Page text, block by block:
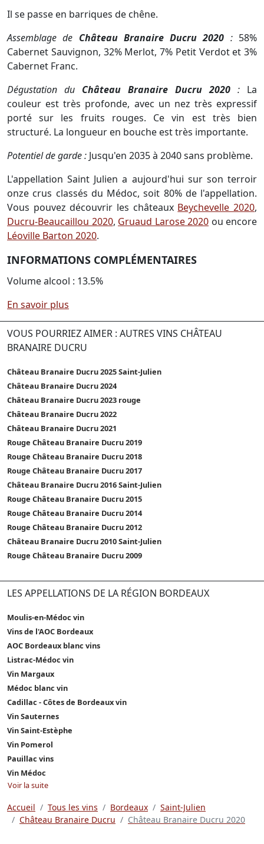
Il se passe en barriques de chêne.
Assemblage de Château Branaire Ducru 2020 : 58%
Cabernet Sauvignon, 32% Merlot, 7% Petit Verdot et 3%
Cabernet Franc.
Dégustation du Château Branaire Ducru 2020 : La
couleur est très profonde, avec un nez très expressif
porté sur les fruits rouges. Ce vin est très bien
structuré. La longueur en bouche est très importante.
Potentiel de garde : Jusqu'en 2035 à 2040 sans problème.
L'appellation Saint Julien a aujourd'hui sur son terroir
onze crus classés du Médoc, soit 80% de l'appellation.
Vous pouvez découvrir les châteaux Beychevelle 2020,
Ducru-Beaucaillou 2020, Gruaud Larose 2020 ou encore
Léoville Barton 2020.
INFORMATIONS COMPLÉMENTAIRES
Volume alcool : 13.5%
En savoir plus
VOUS POURRIEZ AIMER : AUTRES VINS CHÂTEAU
BRANAIRE DUCRU
Château Branaire Ducru 2025 Saint-Julien
Château Branaire Ducru 2024
Château Branaire Ducru 2023 rouge
Château Branaire Ducru 2022
Château Branaire Ducru 2021
Rouge Château Branaire Ducru 2019
Rouge Château Branaire Ducru 2018
Rouge Château Branaire Ducru 2017
Château Branaire Ducru 2016 Saint-Julien
Rouge Château Branaire Ducru 2015
Rouge Château Branaire Ducru 2014
Rouge Château Branaire Ducru 2012
Château Branaire Ducru 2010 Saint-Julien
Rouge Château Branaire Ducru 2009
LES APPELLATIONS DE LA RÉGION BORDEAUX
Moulis-en-Médoc vin
Vins de l'AOC Bordeaux
AOC Bordeaux blanc vins
Listrac-Médoc vin
Vin Margaux
Médoc blanc vin
Cadillac - Côtes de Bordeaux vin
Vin Sauternes
Vin Saint-Estèphe
Vin Pomerol
Pauillac vins
Vin Médoc
Voir la suite
Accueil Tous les vins Bordeaux
Saint-Julien
Château Branaire Ducru
Château Branaire Ducru 2020